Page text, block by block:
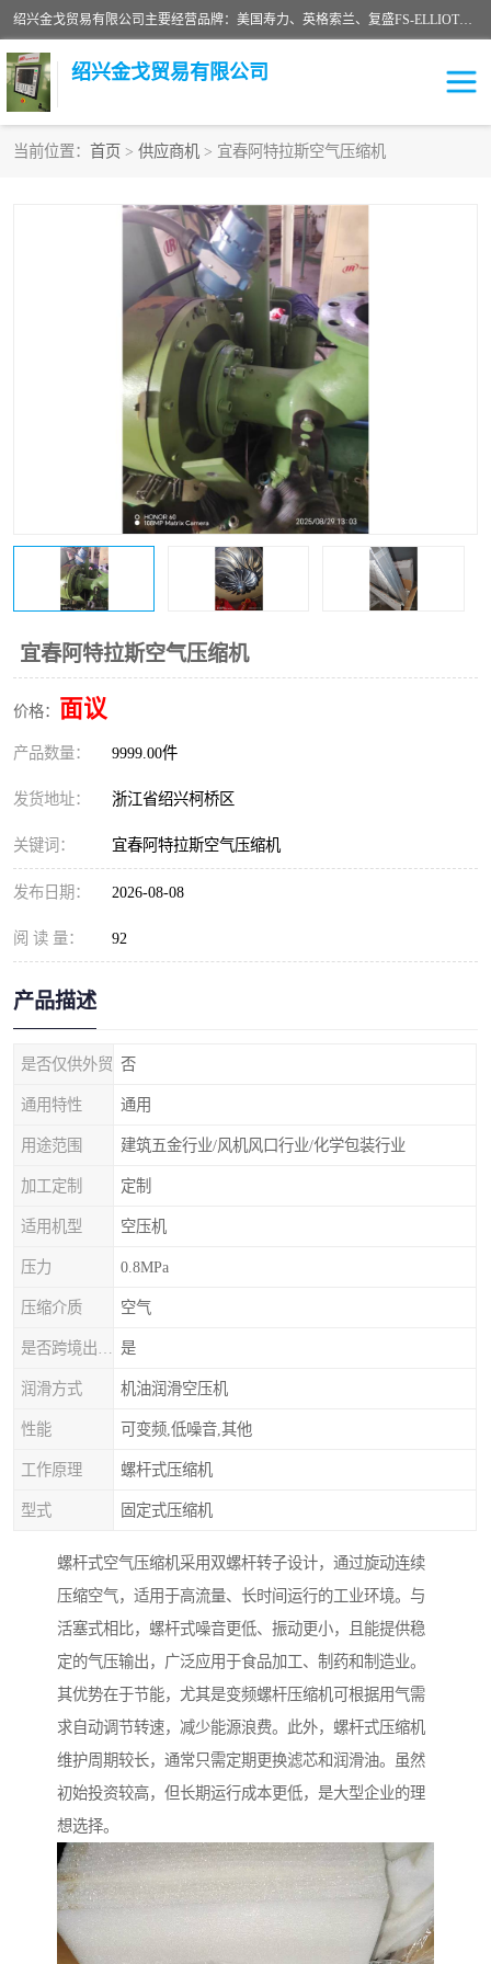
绍兴金戈贸易有限公司主要经营品牌：美国寿力、英格索兰、复盛FS-ELLIOTT，库伯COOPER、阿特拉斯等品牌空压机及配件销售；承接全厂空气压缩机管理、维护保养；节能改造；气体干燥机销售、维护、维修、保养。销售各种品牌空压机空气滤芯、油滤芯、油气分离器；精密过滤器滤芯；除油雾滤芯；抽真空滤芯，消音器，疏水器。劳务承接：全厂空压机维修保养工程，安装工程；移机或汰换工程；节能改造工程等。
绍兴金戈贸易有限公司
当前位置： 首页 > 供应商机 > 宜春阿特拉斯空气压缩机
宜春阿特拉斯空气压缩机
价格： 面议
产品数量： 9999.00件
发货地址： 浙江省绍兴柯桥区
关键词： 宜春阿特拉斯空气压缩机
发布日期： 2026-08-08
阅 读 量： 92
产品描述
是否仅供外贸 否
通用特性 通用
用途范围 建筑五金行业/风机风口行业/化学包装行业
加工定制 定制
适用机型 空压机
压力 0.8MPa
压缩介质 空气
是
润滑方式 机油润滑空压机
性能 可变频,低噪音,其他
工作原理 螺杆式压缩机
型式 固定式压缩机
螺杆式空气压缩机采用双螺杆转子设计，通过旋动连续
压缩空气，适用于高流量、长时间运行的工业环境。与
活塞式相比，螺杆式噪音更低、振动更小，且能提供稳
定的气压输出，广泛应用于食品加工、制药和制造业。
其优势在于节能，尤其是变频螺杆压缩机可根据用气需
求自动调节转速，减少能源浪费。此外，螺杆式压缩机
维护周期较长，通常只需定期更换滤芯和润滑油。虽然
初始投资较高，但长期运行成本更低，是大型企业的理
想选择。
英格索兰配件
闽台富源特种陶瓷
美国寿力空压机零部件 英格索兰离心机空滤芯
英格索兰COOPER离心机 库伯卡麦隆离心机零件
微电脑控制器 离心式压缩机高速转子组
复盛离心机零件 中冷耐高温气侧密封胶垫
空气过滤器
CAMERON空压机维修 CAMERON空压机显示屏